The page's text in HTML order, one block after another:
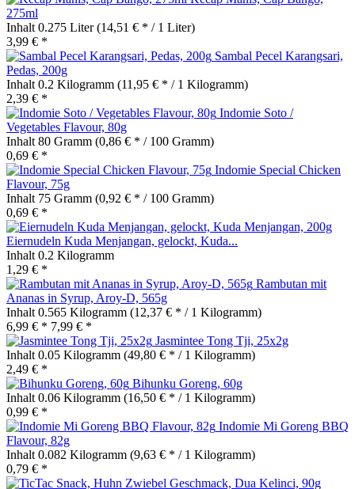
275ml
Inhalt 0.275 Liter(14,51 € * / 1 Liter)
3,99 € *
Sambal Pecel Karangsari,
Pedas, 200g
Inhalt 0.2 Kilogramm (11,95 € * / 1 Kilogramm)
2,39 € *
Indomie Soto /
Vegetables Flavour, 80g
Inhalt 80 Gramm (0,86 € * / 100 Gramm)
0,69 € *
Indomie Special Chicken
Flavour, 75g
Inhalt 75 Gramm (0,92 € * / 100 Gramm)
0,69 € *
Eiernudeln Kuda Menjangan, gelockt, Kuda...
Inhalt 0.2 Kilogramm
1,29 € *
Rambutan mit
Ananas in Syrup, Aroy-D, 565g
Inhalt 0.565 Kilogramm (12,37 € * / 1 Kilogramm)
6,99 € * 7,99 € *
Jasmintee Tong Tji, 25x2g
Inhalt 0.05 Kilogramm (49,80 € * / 1 Kilogramm)
2,49 € *
Bihunku Goreng, 60g
Inhalt 0.06 Kilogramm (16,50 € * / 1 Kilogramm)
0,99 € *
Indomie Mi Goreng BBQ
Flavour, 82g
Inhalt 0.082 Kilogramm (9,63 € * / 1 Kilogramm)
0,79 € *